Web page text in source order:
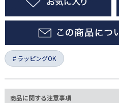
ラッピングOK
商品に関する注意事項